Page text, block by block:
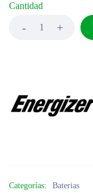
Cantidad
Categorías:
Baterias